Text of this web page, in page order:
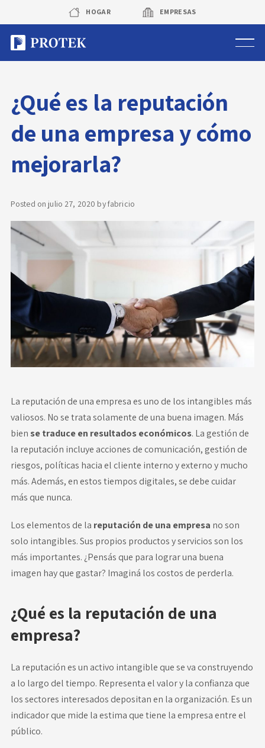
content
HOGAR EMPRESAS
Sistema de cámaras
Rastreo vehicular GPS
Protek Personas
Corredora de seguros
Sobre Protek
Faq
Contacto
¿Qué es la reputación
de una empresa y cómo
mejorarla?
Posted onjulio 27, 2020 byfabricio
La reputación de una empresa es uno de los intangibles más
valiosos. No se trata solamente de una buena imagen. Más
bien se traduce en resultados económicos. La gestión de
la reputación incluye acciones de comunicación, gestión de
riesgos, políticas hacia el cliente interno y externo y mucho
más. Además, en estos tiempos digitales, se debe cuidar
más que nunca.
Los elementos de la reputación de una empresa no son
solo intangibles. Sus propios productos y servicios son los
más importantes. ¿Pensás que para lograr una buena
imagen hay que gastar? Imaginá los costos de perderla.
¿Qué es la reputación de una
empresa?
La reputación es un activo intangible que se va construyendo
a lo largo del tiempo. Representa el valor y la confianza que
los sectores interesados depositan en la organización. Es un
indicador que mide la estima que tiene la empresa entre el
público.